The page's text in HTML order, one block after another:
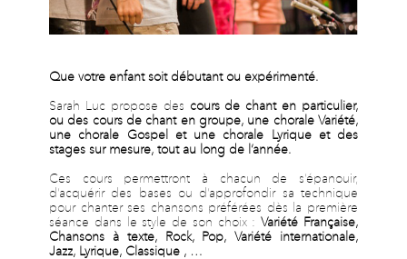
Que votre enfant soit débutant ou expérimenté.
Sarah Luc propose des cours de chant en particulier,
ou des cours de chant en groupe, une chorale Variété,
une chorale Gospel et une chorale Lyrique et des
stages sur mesure, tout au long de l’année.
Ces cours permettront à chacun de s’épanouir,
d’acquérir des bases ou d’approfondir sa technique
pour chanter ses chansons préférées dès la première
séance dans le style de son choix :Variété Française,
Chansons à texte, Rock, Pop, Variété internationale,
Jazz, Lyrique, Classique , …